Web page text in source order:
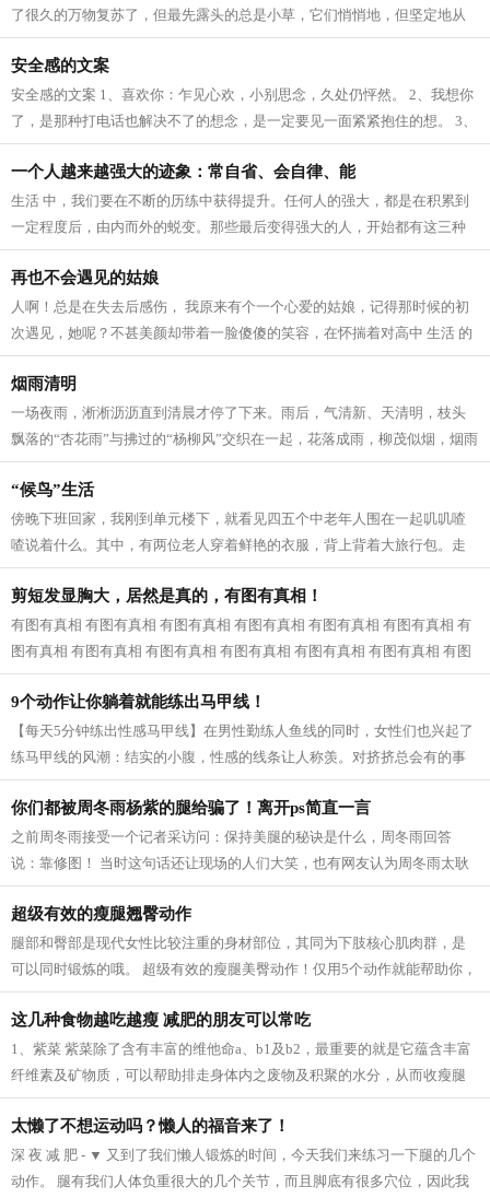
了很久的万物复苏了，但最先露头的总是小草，它们悄悄地，但坚定地从
土里钻出来，为山野铺上一层绿色，充...
安全感的文案
安全感的文案 1、喜欢你：乍见心欢，小别思念，久处仍怦然。 2、我想你
了，是那种打电话也解决不了的想念，是一定要见一面紧紧抱住的想。 3、
我爱这个世界上的三件事：太阳，月...
一个人越来越强大的迹象：常自省、会自律、能
生活 中，我们要在不断的历练中获得提升。任何人的强大，都是在积累到
一定程度后，由内而外的蜕变。那些最后变得强大的人，开始都有这三种
迹象。 常自省 人生 路上，每个人的境...
再也不会遇见的姑娘
人啊！总是在失去后感伤， 我原来有个一个心爱的姑娘，记得那时候的初
次遇见，她呢？不甚美颜却带着一脸傻傻的笑容，在怀揣着对高中 生活 的
向往，在人群中拥挤寻找着我的老师...
烟雨清明
一场夜雨，淅淅沥沥直到清晨才停了下来。雨后，气清新、天清明，枝头
飘落的“杏花雨”与拂过的“杨柳风”交织在一起，花落成雨，柳茂似烟，烟雨
清明寄深情。 清明，逐雨而来。...
“候鸟”生活
傍晚下班回家，我刚到单元楼下，就看见四五个中老年人围在一起叽叽喳
喳说着什么。其中，有两位老人穿着鲜艳的衣服，背上背着大旅行包。走
近一看，原来是婆婆和公公，我已经快...
剪短发显胸大，居然是真的，有图有真相！
有图有真相 有图有真相 有图有真相 有图有真相 有图有真相 有图有真相 有
图有真相 有图有真相 有图有真相 有图有真相 有图有真相 有图有真相 有图
有真相...
9个动作让你躺着就能练出马甲线！
【每天5分钟练出性感马甲线】在男性勤练人鱼线的同时，女性们也兴起了
练马甲线的风潮：结实的小腹，性感的线条让人称羡。对挤挤总会有的事
业线，拥有马甲线的女性呈现的体态更...
你们都被周冬雨杨紫的腿给骗了！离开ps简直一言
之前周冬雨接受一个记者采访问：保持美腿的秘诀是什么，周冬雨回答
说：靠修图！ 当时这句话还让现场的人们大笑，也有网友认为周冬雨太耿
直，然而，看了一些没有后期修的图片之...
超级有效的瘦腿翘臀动作
腿部和臀部是现代女性比较注重的身材部位，其同为下肢核心肌肉群，是
可以同时锻炼的哦。 超级有效的瘦腿美臀动作！仅用5个动作就能帮助你，
瘦出性感美腿，同时还塑造紧致翘臀...
这几种食物越吃越瘦 减肥的朋友可以常吃
1、紫菜 紫菜除了含有丰富的维他命a、b1及b2，最重要的就是它蕴含丰富
纤维素及矿物质，可以帮助排走身体内之废物及积聚的水分，从而收瘦腿
之效。 2、芝麻 芝麻它的亚麻仁油酸可以...
太懒了不想运动吗？懒人的福音来了！
深 夜 减 肥 - ▼ 又到了我们懒人锻炼的时间，今天我们来练习一下腿的几个
动作。 腿有我们人体负重很大的几个关节，而且脚底有很多穴位，因此我